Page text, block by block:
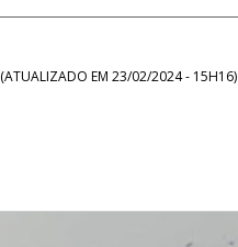
(ATUALIZADO EM 23/02/2024 - 15H16)